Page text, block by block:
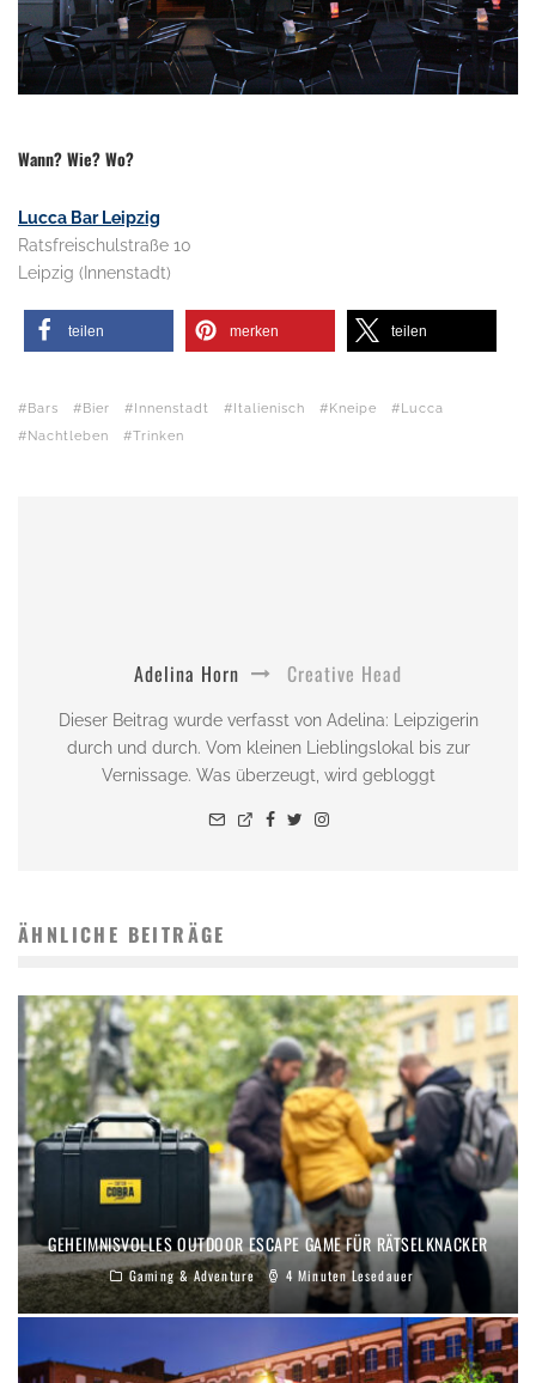
Wann? Wie? Wo?
Lucca Bar Leipzig
Ratsfreischulstraße 10
Leipzig (Innenstadt)
teilen merken teilen
Bars Bier Innenstadt Italienisch Kneipe
Lucca
Nachtleben
Trinken
Adelina Horn Creative Head
Dieser Beitrag wurde verfasst von Adelina: Leipzigerin
durch und durch. Vom kleinen Lieblingslokal bis zur
Vernissage. Was überzeugt, wird gebloggt
ÄHNLICHE BEITRÄGE
GEHEIMNISVOLLES OUTDOOR ESCAPE GAME FÜR RÄTSELKNACKER
Gaming & Adventure 4 Minuten Lesedauer